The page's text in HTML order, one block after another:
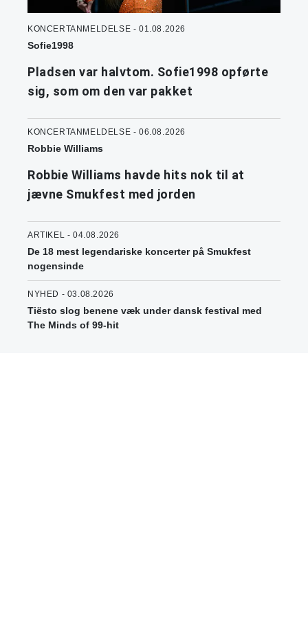
KONCERTANMELDELSE - 01.08.2026
Sofie1998
Pladsen var halvtom. Sofie1998 opførte
sig, som om den var pakket
KONCERTANMELDELSE - 06.08.2026
Robbie Williams
Robbie Williams havde hits nok til at
jævne Smukfest med jorden
ARTIKEL - 04.08.2026
De 18 mest legendariske koncerter på Smukfest
nogensinde
NYHED - 03.08.2026
Tiësto slog benene væk under dansk festival med
The Minds of 99-hit